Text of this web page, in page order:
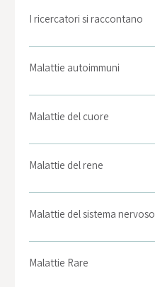
I ricercatori si raccontano
Malattie autoimmuni
Malattie del cuore
Malattie del rene
Malattie del sistema nervoso
Malattie Rare